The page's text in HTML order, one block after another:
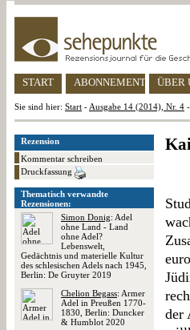
START ABONNEMENT ÜBER
Sie sind hier: Start - Ausgabe 14 (2014), Nr. 4 -
Rezension
Kommentar schreiben
Druckfassung
Thematisch verwandte
Rezensionen:
Simon Donig: Adel
ohne Land - Land
ohne Adel?
Lebenswelt,
Gedächtnis und materielle Kultur
des schlesischen Adels nach 1945,
Berlin: De Gruyter 2019
Chelion Begass: Armer
Adel in Preußen 1770-
1830, Berlin: Duncker
& Humblot 2020
der